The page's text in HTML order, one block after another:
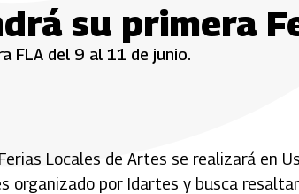
su primera
FLA del 9 al 11 de junio.
Locales de Artes se realizará en
organizado por Idartes y busca